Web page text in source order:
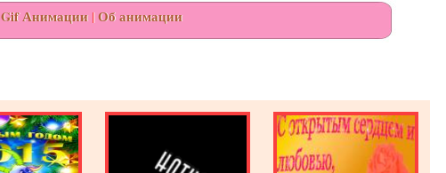
Gif Анимации |Об анимации